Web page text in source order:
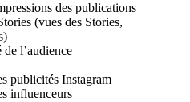
des publications
(vues des Stories,
de l’audience
publicités Instagram
influenceurs